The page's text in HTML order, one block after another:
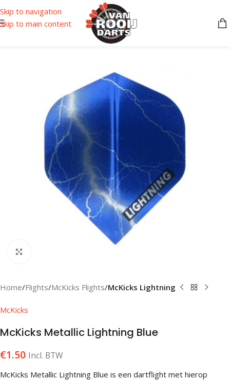
Skip to navigation
Skip to main content
Home Flights McKicks Flights McKicks Lightning
McKicks
McKicks Metallic Lightning Blue
€1.50 Incl. BTW
McKicks Metallic Lightning Blue is een dartflight met hierop